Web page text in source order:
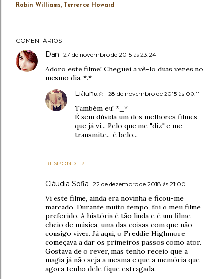
Robin Williams Terrence Howard
COMENTÁRIOS
Dan 27 de novembro de 2015 às 23:24
Adoro este filme! Cheguei a vê-lo duas vezes no
mesmo dia. *.*
RESPONDER
Liℓiαnα☆ 28 de novembro de 2015 às 00:11
Também eu! *_*
É sem dúvida um dos melhores filmes
que já vi... Pelo que me "diz" e me
transmite... é belo...
Cláudia Sofia 22 de dezembro de 2018 às 21:00
Vi este filme, ainda era novinha e ficou-me
marcado. Durante muito tempo, foi o meu filme
preferido. A história é tão linda e é um filme
cheio de música, uma das coisas com que não
consigo viver. Já aqui, o Freddie Highmore
começava a dar os primeiros passos como ator.
Gostava de o rever, mas tenho receio que a
magia já não seja a mesma e que a memória que
agora tenho dele fique estragada.